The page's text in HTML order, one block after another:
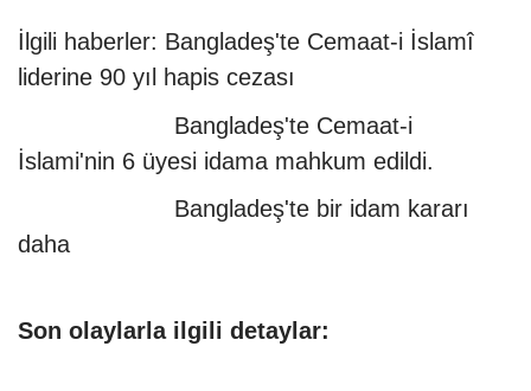
İlgili haberler: Bangladeş'te Cemaat-i İslamî
liderine 90 yıl hapis cezası
Bangladeş'te Cemaat-i
İslami'nin 6 üyesi idama mahkum edildi.
Bangladeş'te bir idam kararı
daha
Son olaylarla ilgili detaylar: